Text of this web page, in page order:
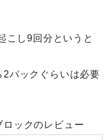
こし9回分というと
パックぐらいは必要
ックのレビュー